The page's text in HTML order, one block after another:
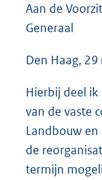
Aan de
Generaal
Den Haag,
Hierbij deel
van de vaste
Landbouw
de
termijn